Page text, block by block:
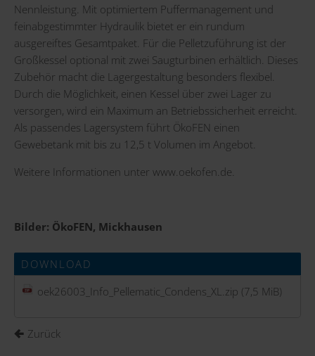
Nennleistung. Mit optimiertem Puffermanagement und
feinabgestimmter Hydraulik bietet er ein rundum
ausgereiftes Gesamtpaket. Für die Pelletzuführung ist der
Großkessel optional mit zwei Saugturbinen erhältlich. Dieses
Zubehör macht die Lagergestaltung besonders flexibel.
Durch die Möglichkeit, einen Kessel über zwei Lager zu
versorgen, wird ein Maximum an Betriebssicherheit erreicht.
Als passendes Lagersystem führt ÖkoFEN einen
Gewebetank mit bis zu 12,5 t Volumen im Angebot.
Weitere Informationen unter www.oekofen.de.
Bilder: ÖkoFEN, Mickhausen
DOWNLOAD
oek26003_Info_Pellematic_Condens_XL.zip (7,5 MiB)
Zurück